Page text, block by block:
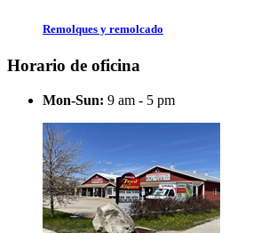
Remolques y remolcado
Horario de oficina
Mon-Sun: 9 am - 5 pm